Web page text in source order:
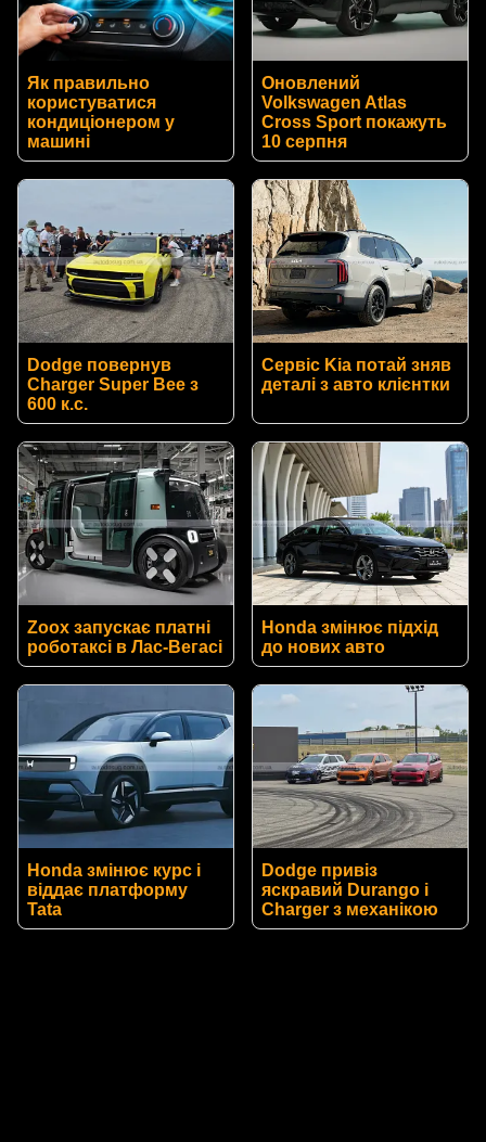
Як правильно
користуватися
кондиціонером у
машині
Оновлений
Volkswagen Atlas
Cross Sport покажуть
10 серпня
Dodge повернув
Charger Super Bee з
600 к.с.
Сервіс Kia потай зняв
деталі з авто клієнтки
Zoox запускає платні
роботаксі в Лас-Вегасі
Honda змінює підхід
до нових авто
Honda змінює курс і
віддає платформу
Tata
Dodge привіз
яскравий Durango і
Charger з механікою